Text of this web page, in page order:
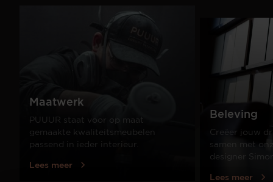
Maatwerk
PUUUR staat voor op maat
gemaakte kwaliteitsmeubelen
passend in ieder interieur.
Lees meer
Beleving
Creëer jouw
samen met
designer
Lees meer